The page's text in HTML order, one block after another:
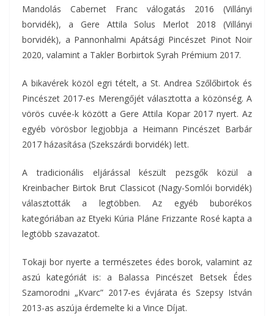
Mandolás Cabernet Franc válogatás 2016 (Villányi
borvidék), a Gere Attila Solus Merlot 2018 (Villányi
borvidék), a Pannonhalmi Apátsági Pincészet Pinot Noir
2020, valamint a Takler Borbirtok Syrah Prémium 2017.
A bikavérek közöl egri tételt, a St. Andrea Szőlőbirtok és
Pincészet 2017-es Merengőjét választotta a közönség. A
vörös cuvée-k között a Gere Attila Kopar 2017 nyert. Az
egyéb vörösbor legjobbja a Heimann Pincészet Barbár
2017 házasítása (Szekszárdi borvidék) lett.
A tradicionális eljárással készült pezsgők közül a
Kreinbacher Birtok Brut Classicot (Nagy-Somlói borvidék)
választották a legtöbben. Az egyéb buborékos
kategóriában az Etyeki Kúria Pláne Frizzante Rosé kapta a
legtöbb szavazatot.
Tokaji bor nyerte a természetes édes borok, valamint az
aszú kategóriát is: a Balassa Pincészet Betsek Édes
Szamorodni „Kvarc” 2017-es évjárata és Szepsy István
2013-as aszúja érdemelte ki a Vince Díjat.